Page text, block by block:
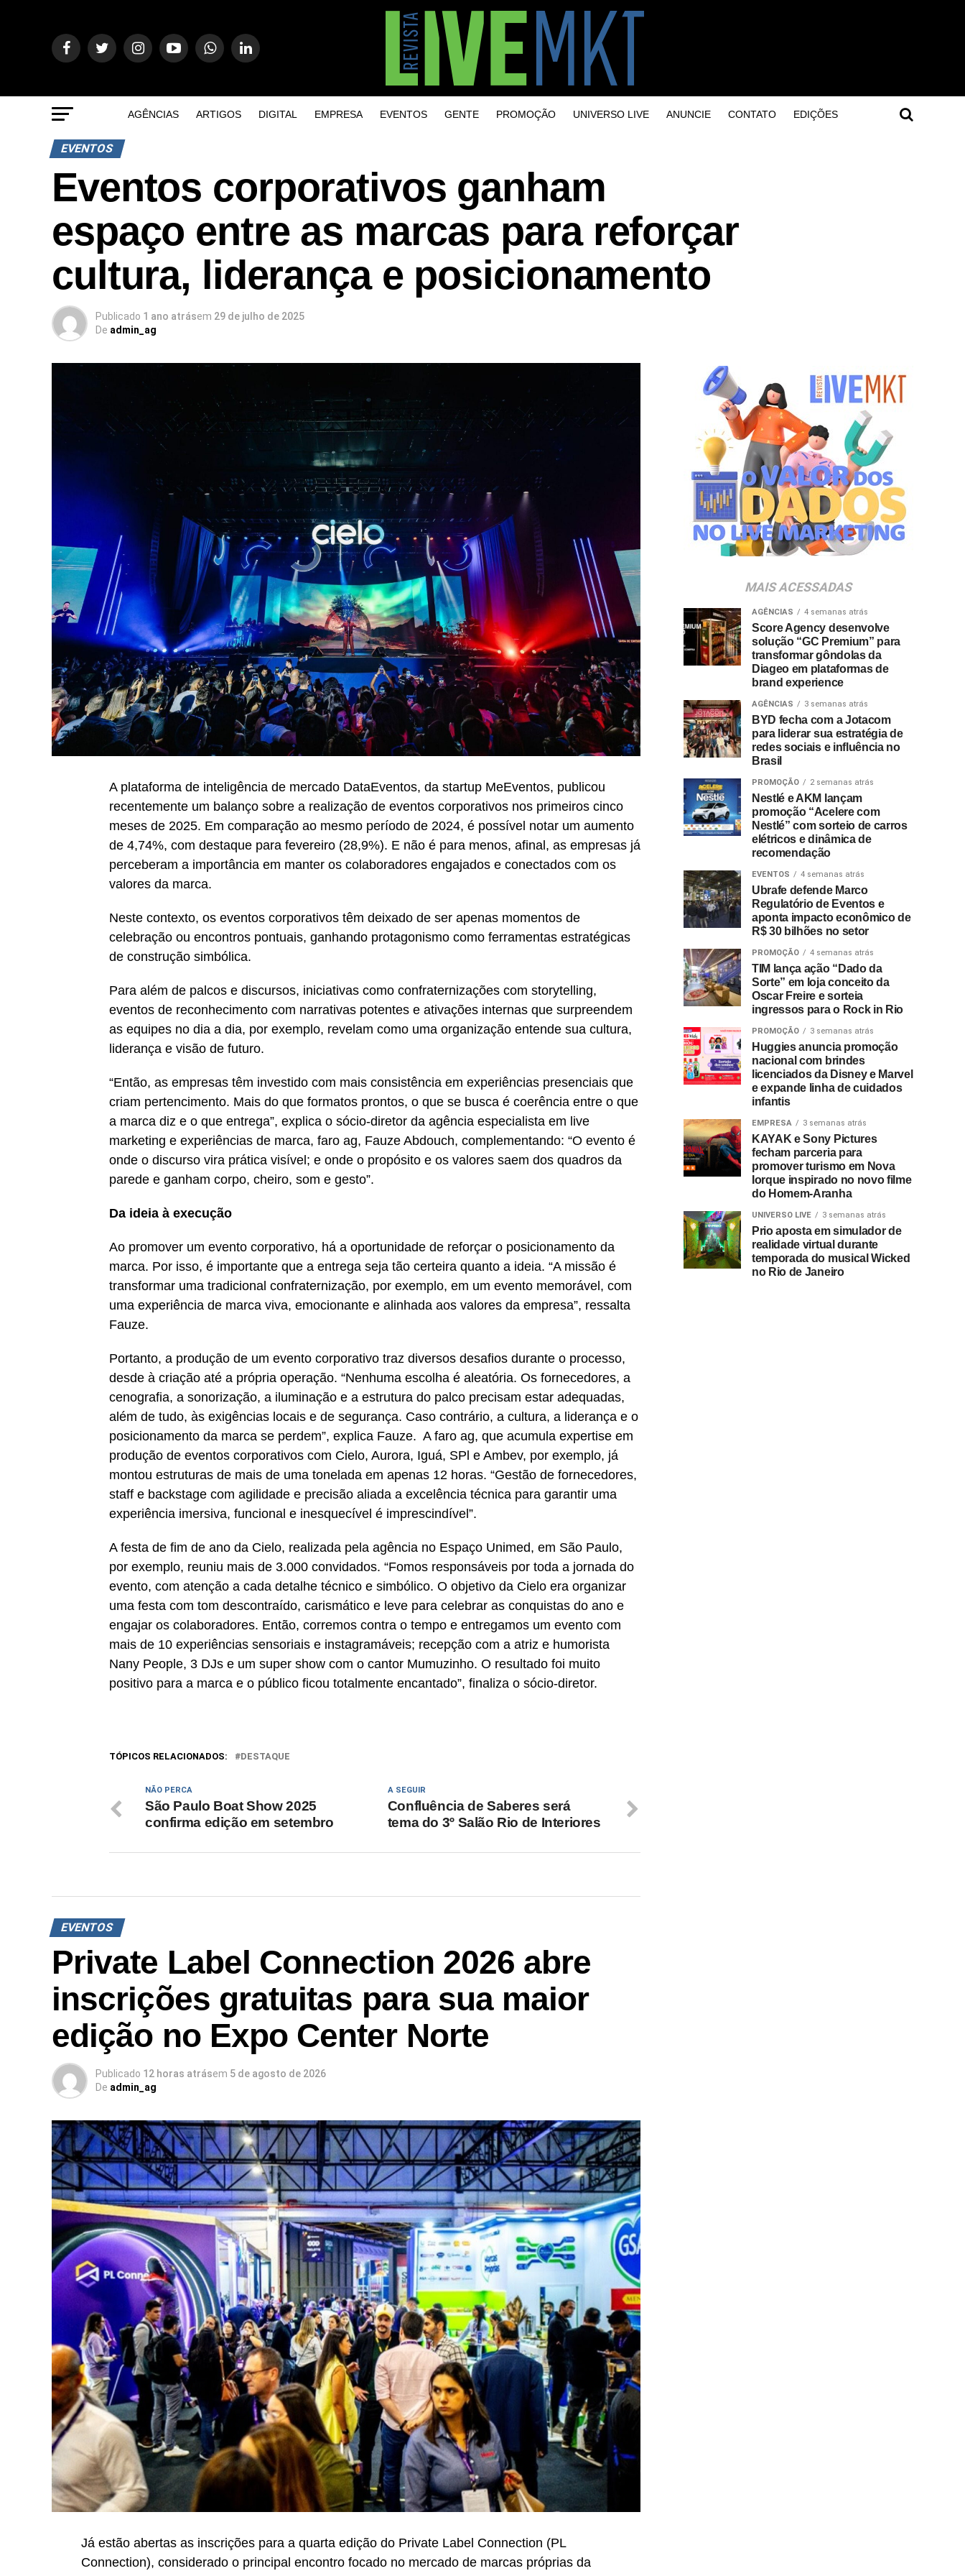
AGÊNCIAS ARTIGOS DIGITAL EMPRESA EVENTOS GENTE PROMOÇÃO UNIVERSO LIVE ANUNCIE CONTATO EDIÇÕES
EVENTOS
Eventos corporativos ganham
espaço entre as marcas para reforçar
cultura, liderança e posicionamento
Publicado 1 ano atrásem 29 de julho de 2025
De admin_ag
A plataforma de inteligência de mercado DataEventos, da startup MeEventos, publicou
recentemente um balanço sobre a realização de eventos corporativos nos primeiros cinco
meses de 2025. Em comparação ao mesmo período de 2024, é possível notar um aumento
de 4,74%, com destaque para fevereiro (28,9%). E não é para menos, afinal, as empresas já
perceberam a importância em manter os colaboradores engajados e conectados com os
valores da marca.
Neste contexto, os eventos corporativos têm deixado de ser apenas momentos de
celebração ou encontros pontuais, ganhando protagonismo como ferramentas estratégicas
de construção simbólica.
Para além de palcos e discursos, iniciativas como confraternizações com storytelling,
eventos de reconhecimento com narrativas potentes e ativações internas que surpreendem
as equipes no dia a dia, por exemplo, revelam como uma organização entende sua cultura,
liderança e visão de futuro.
“Então, as empresas têm investido com mais consistência em experiências presenciais que
criam pertencimento. Mais do que formatos prontos, o que se busca é coerência entre o que
a marca diz e o que entrega”, explica o sócio-diretor da agência especialista em live
marketing e experiências de marca, faro ag, Fauze Abdouch, complementando: “O evento é
onde o discurso vira prática visível; e onde o propósito e os valores saem dos quadros da
parede e ganham corpo, cheiro, som e gesto”.
Da ideia à execução
Ao promover um evento corporativo, há a oportunidade de reforçar o posicionamento da
marca. Por isso, é importante que a entrega seja tão certeira quanto a ideia. “A missão é
transformar uma tradicional confraternização, por exemplo, em um evento memorável, com
uma experiência de marca viva, emocionante e alinhada aos valores da empresa”, ressalta
Fauze.
Portanto, a produção de um evento corporativo traz diversos desafios durante o processo,
desde à criação até a própria operação. “Nenhuma escolha é aleatória. Os fornecedores, a
cenografia, a sonorização, a iluminação e a estrutura do palco precisam estar adequadas,
além de tudo, às exigências locais e de segurança. Caso contrário, a cultura, a liderança e o
posicionamento da marca se perdem”, explica Fauze. A faro ag, que acumula expertise em
produção de eventos corporativos com Cielo, Aurora, Iguá, SPl e Ambev, por exemplo, já
montou estruturas de mais de uma tonelada em apenas 12 horas. “Gestão de fornecedores,
staff e backstage com agilidade e precisão aliada a excelência técnica para garantir uma
experiência imersiva, funcional e inesquecível é imprescindível”.
A festa de fim de ano da Cielo, realizada pela agência no Espaço Unimed, em São Paulo,
por exemplo, reuniu mais de 3.000 convidados. “Fomos responsáveis por toda a jornada do
evento, com atenção a cada detalhe técnico e simbólico. O objetivo da Cielo era organizar
uma festa com tom descontraído, carismático e leve para celebrar as conquistas do ano e
engajar os colaboradores. Então, corremos contra o tempo e entregamos um evento com
mais de 10 experiências sensoriais e instagramáveis; recepção com a atriz e humorista
Nany People, 3 DJs e um super show com o cantor Mumuzinho. O resultado foi muito
positivo para a marca e o público ficou totalmente encantado”, finaliza o sócio-diretor.
TÓPICOS RELACIONADOS: DESTAQUE
A SEGUIR
Confluência de Saberes será
tema do 3º Salão Rio de Interiores
NÃO PERCA
São Paulo Boat Show 2025
confirma edição em setembro
EVENTOS
Private Label Connection 2026 abre
inscrições gratuitas para sua maior
edição no Expo Center Norte
Publicado 12 horas atrásem 5 de agosto de 2026
De admin_ag
Já estão abertas as inscrições para a quarta edição do Private Label Connection (PL
Connection), considerado o principal encontro focado no mercado de marcas próprias da
MAIS ACESSADAS
AGÊNCIAS 4 semanas atrás
Score Agency desenvolve
solução “GC Premium” para
transformar gôndolas da
Diageo em plataformas de
brand experience
AGÊNCIAS 3 semanas atrás
BYD fecha com a Jotacom
para liderar sua estratégia de
redes sociais e influência no
Brasil
PROMOÇÃO 2 semanas atrás
Nestlé e AKM lançam
promoção “Acelere com
Nestlé” com sorteio de carros
elétricos e dinâmica de
recomendação
EVENTOS 4 semanas atrás
Ubrafe defende Marco
Regulatório de Eventos e
aponta impacto econômico de
R$ 30 bilhões no setor
PROMOÇÃO 4 semanas atrás
TIM lança ação “Dado da
Sorte” em loja conceito da
Oscar Freire e sorteia
ingressos para o Rock in Rio
PROMOÇÃO 3 semanas atrás
Huggies anuncia promoção
nacional com brindes
licenciados da Disney e Marvel
e expande linha de cuidados
infantis
EMPRESA 3 semanas atrás
KAYAK e Sony Pictures
fecham parceria para
promover turismo em Nova
Iorque inspirado no novo filme
do Homem-Aranha
UNIVERSO LIVE 3 semanas atrás
Prio aposta em simulador de
realidade virtual durante
temporada do musical Wicked
no Rio de Janeiro